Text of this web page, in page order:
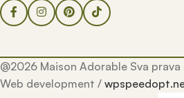
@2026 Maison Adorable Sva prava
Web development /